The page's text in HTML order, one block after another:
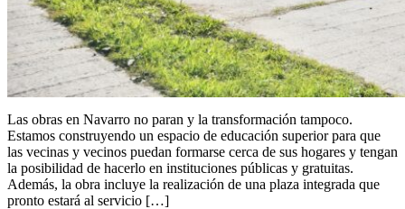
Las obras en Navarro no paran y la transformación tampoco.
Estamos construyendo un espacio de educación superior para que
las vecinas y vecinos puedan formarse cerca de sus hogares y tengan
la posibilidad de hacerlo en instituciones públicas y gratuitas.
Además, la obra incluye la realización de una plaza integrada que
pronto estará al servicio […]